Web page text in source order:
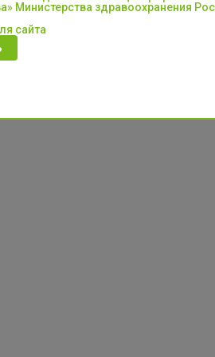
осуществления закупок
Министерства здравоохранения
сайта